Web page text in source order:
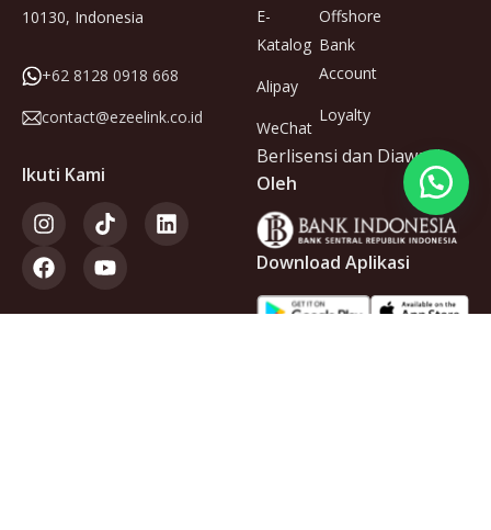
10130, Indonesia
+62 8128 0918 668
contact@ezeelink.co.id
Ikuti Kami
E-
Katalog
Alipay
WeChat
Offshore
Bank
Account
Loyalty
Berlisensi dan Diawasi
Oleh
Download Aplikasi